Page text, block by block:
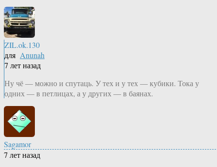
ZIL.ok.130
для Anunah
7 лет назад
Ну чё — можно и спутаць. У тех и у тех — кубики. Тока у
одних — в петлицах, а у других — в баянах.
Sagamor
7 лет назад